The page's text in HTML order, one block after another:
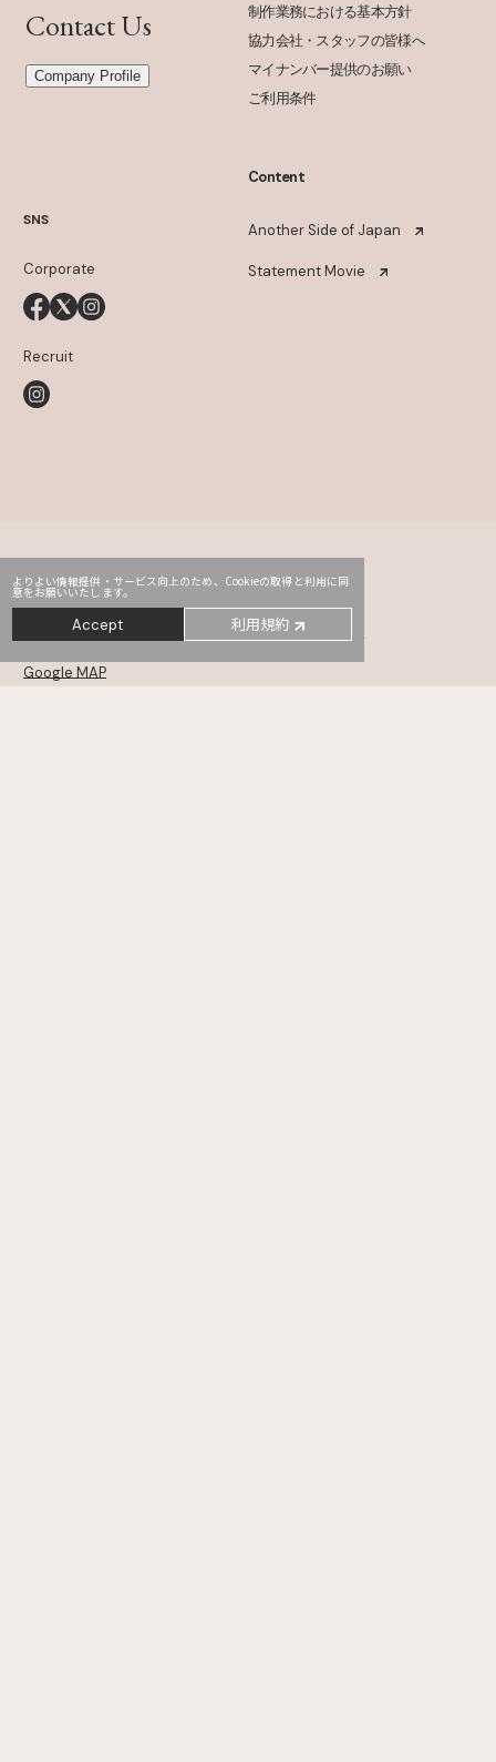
よりよい情報提供・サービス向上のため、Cookieの取得と利用に同
意をお願いいたします。
Accept 利用規約
Contact Us
Company Profile
SNS
Corporate
Recruit
制作業務における基本方針
協力会社・スタッフの皆様へ
マイナンバー提供のお願い
ご利用条件
Content
Another Side of Japan
Statement Movie
Head Office PRO2 Third
〒107-0052 東京都港区赤坂2-14-5 Daiwa赤坂ビル 5・6F
Google MAP